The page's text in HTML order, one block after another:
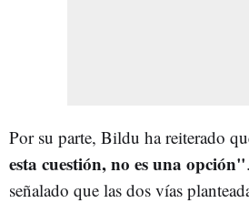
Por su parte, Bildu ha reiterado
esta cuestión, no es una opción"
señalado que las dos vías